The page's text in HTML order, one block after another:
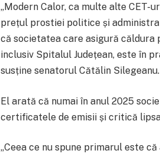
„Modern Calor, ca multe alte
prețul prostiei politice și
că societatea care asigură căldura
inclusiv Spitalul Județean, este în
susține senatorul Cătălin Silegeanu.
El arată că numai în anul 2025
certificatele de emisii și critică
„Ceea ce nu spune primarul este